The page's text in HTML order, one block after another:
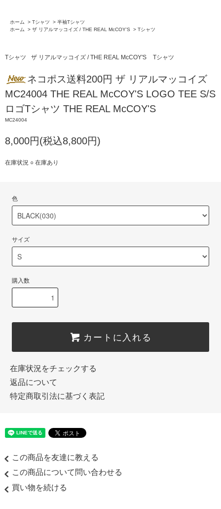
ホーム > Tシャツ > 半袖Tシャツ
ホーム
> ザ リアルマッコイズ / THE REAL McCOY'S > Tシャツ
Tシャツ ザ リアルマッコイズ / THE REAL McCOY'S Tシャツ
ネコポス送料200円 ザ リアルマッコイズ
MC24004 THE REAL McCOY'S LOGO TEE S/S
ロゴTシャツ THE REAL McCOY'S
MC24004
8,000円(税込8,800円)
在庫状況 ○ 在庫あり
色
サイズ
購入数
カートに入れる
在庫状況をチェックする
返品について
特定商取引法に基づく表記
この商品を友達に教える
この商品について問い合わせる
買い物を続ける